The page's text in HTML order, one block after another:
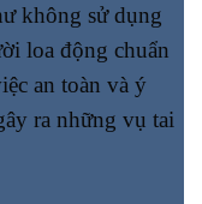
không sử dụng
loa động chuẩn
an toàn và ý
ra những vụ tai